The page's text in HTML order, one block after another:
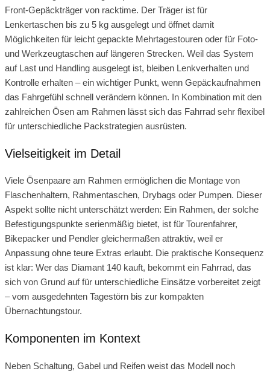
Front‑Gepäckträger von racktime. Der Träger ist für
Lenkertaschen bis zu 5 kg ausgelegt und öffnet damit
Möglichkeiten für leicht gepackte Mehrtagestouren oder für Foto‑
und Werkzeugtaschen auf längeren Strecken. Weil das System
auf Last und Handling ausgelegt ist, bleiben Lenkverhalten und
Kontrolle erhalten – ein wichtiger Punkt, wenn Gepäckaufnahmen
das Fahrgefühl schnell verändern können. In Kombination mit den
zahlreichen Ösen am Rahmen lässt sich das Fahrrad sehr flexibel
für unterschiedliche Packstrategien ausrüsten.
Vielseitigkeit im Detail
Viele Ösenpaare am Rahmen ermöglichen die Montage von
Flaschenhaltern, Rahmentaschen, Drybags oder Pumpen. Dieser
Aspekt sollte nicht unterschätzt werden: Ein Rahmen, der solche
Befestigungspunkte serienmäßig bietet, ist für Tourenfahrer,
Bikepacker und Pendler gleichermaßen attraktiv, weil er
Anpassung ohne teure Extras erlaubt. Die praktische Konsequenz
ist klar: Wer das Diamant 140 kauft, bekommt ein Fahrrad, das
sich von Grund auf für unterschiedliche Einsätze vorbereitet zeigt
– vom ausgedehnten Tagestörn bis zur kompakten
Übernachtungstour.
Komponenten im Kontext
Neben Schaltung, Gabel und Reifen weist das Modell noch